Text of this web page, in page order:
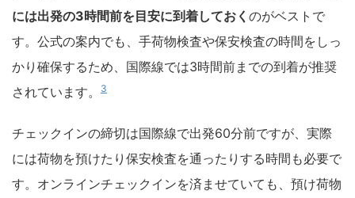
には出発の3時間前を目安に到着しておく のがベストで
す。公式の案内でも、手荷物検査や保安検査の時間をしっ
かり確保するため、国際線では3時間前までの到着が推奨
されています。
3
チェックインの締切は国際線で出発60分前ですが、実際
には荷物を預けたり保安検査を通ったりする時間も必要で
す。オンラインチェックインを済ませていても、預け荷物